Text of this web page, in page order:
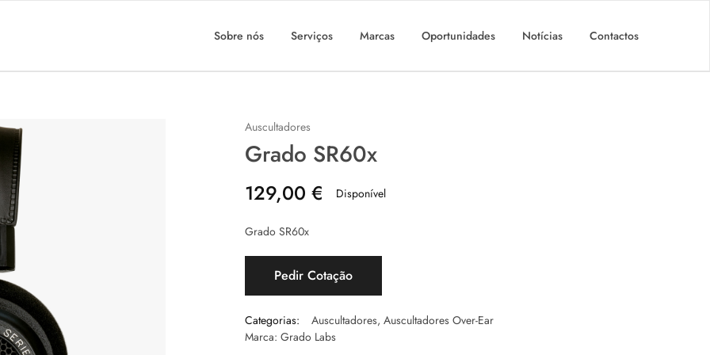
Sobre nós Serviços Marcas Oportunidades Notícias Contactos
Auscultadores
Grado SR60x
129,00 € Disponível
Grado SR60x
Pedir Cotação
Categorias: Auscultadores, Auscultadores Over-Ear
Marca: Grado Labs